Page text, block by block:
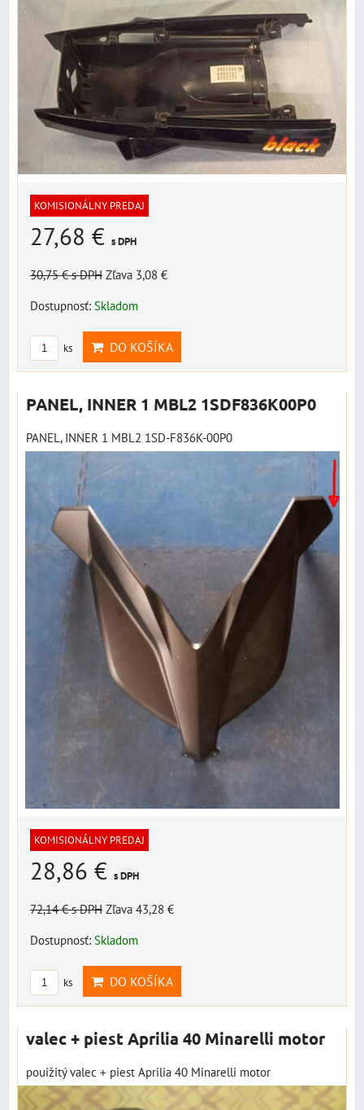
KOMISIONÁLNY PREDAJ
27,68 € s DPH
30,75 €s DPH Zľava 3,08 €
Dostupnosť: Skladom
ks DO KOŠÍKA
PANEL, INNER 1 MBL2 1SDF836K00P0
PANEL, INNER 1 MBL2 1SD-F836K-00P0
KOMISIONÁLNY PREDAJ
28,86 € s DPH
72,14 €s DPH Zľava 43,28 €
Dostupnosť: Skladom
ks DO KOŠÍKA
valec + piest Aprilia 40 Minarelli motor
pouižitý valec + piest Aprilia 40 Minarelli motor